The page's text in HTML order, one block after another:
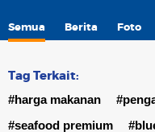
Semua Berita Foto
Tag Terkait:
#harga makanan
#seafood premium